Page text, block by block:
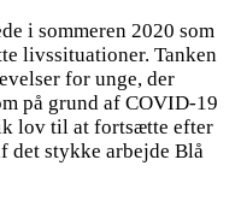
i sommeren 2020 som
livssituationer. Tanken
for unge, der
på grund af COVID-19
lov til at fortsætte efter
det stykke arbejde Blå